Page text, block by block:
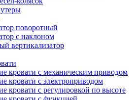
поворотный
с наклоном
вертикализатор
кровати с механическим приводом
кровати с электроприводом
кровати с регулировкой по высоте